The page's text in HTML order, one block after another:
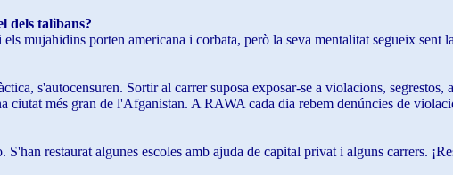
dels talibans?
mujahidins porten americana i corbata, però la seva mentalitat segueix sent
s'autocensuren. Sortir al carrer suposa exposar-se a violacions, segrestos,
ciutat més gran de l'Afganistan. A RAWA cada dia rebem denúncies de
restaurat algunes escoles amb ajuda de capital privat i alguns carrers.